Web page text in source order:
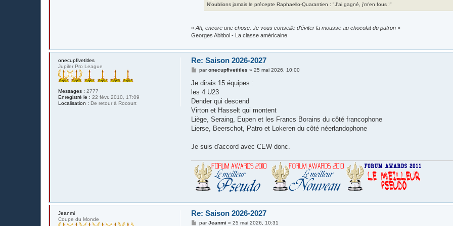
N'oublions jamais le précepte Raphaello-Quarantien : "J'ai gagné, j'm'en fous !"
«Ah, encore une chose. Je vous conseille d'éviter la mousse au chocolat du patron »
Georges Abitbol - La classe américaine
onecupfivetitles
Jupiler Pro League
Messages : 2777
Enregistré le : 22 févr. 2010, 17:09
Localisation : De retour à Rocourt
Re: Saison 2026-2027
M
s
a
g
paronecupfivetitles »25 mai 2026, 10:00
Je dirais 15 équipes :
les 4 U23
Dender qui descend
Virton et Hasselt qui montent
Liège, Seraing, Eupen et les Francs Borains du côté francophone
Lierse, Beerschot, Patro et Lokeren du côté néerlandophone
Je suis d'accord avec CEW donc.
Jeanmi
Coupe du Monde
Re: Saison 2026-2027
MparJeanmi »25 mai 2026, 10:31